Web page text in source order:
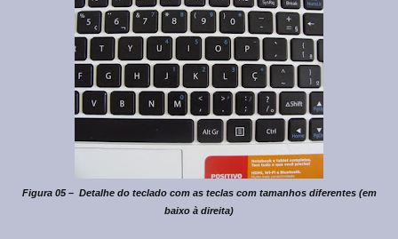
Figura 05 – Detalhe do teclado com as teclas com tamanhos diferentes (em
baixo à direita)